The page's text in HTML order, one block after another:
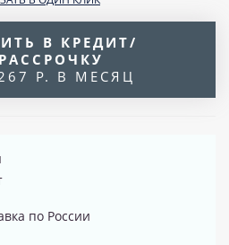
В КРЕДИТ/
РАССРОЧКУ
Р. В МЕСЯЦ
по России